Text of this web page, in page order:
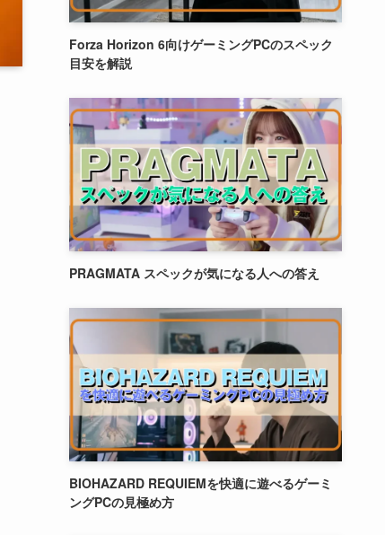
Forza Horizon 6向けゲーミングPCのスペック
目安を解説
PRAGMATA スペックが気になる人への答え
BIOHAZARD REQUIEMを快適に遊べるゲーミ
ングPCの見極め方